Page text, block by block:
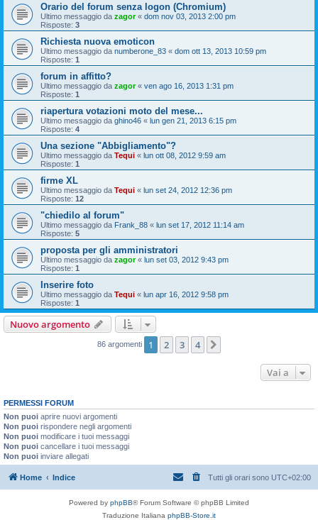
Orario del forum senza logon (Chromium)
Ultimo messaggio da zagor« dom nov 03, 2013 2:00 pm
Risposte: 3
Richiesta nuova emoticon
Ultimo messaggio da numberone_83 « dom ott 13, 2013 10:59 pm
Risposte: 1
forum in affitto?
Ultimo messaggio da zagor« ven ago 16, 2013 1:31 pm
Risposte: 1
riapertura votazioni moto del mese...
Ultimo messaggio da ghino46 « lun gen 21, 2013 6:15 pm
Risposte: 4
Una sezione "Abbigliamento"?
Ultimo messaggio da Tequi « lun ott 08, 2012 9:59 am
Risposte: 1
firme XL
Ultimo messaggio da Tequi « lun set 24, 2012 12:36 pm
Risposte: 12
"chiedilo al forum"
Ultimo messaggio da Frank_88 « lun set 17, 2012 11:14 am
Risposte: 5
proposta per gli amministratori
Ultimo messaggio da zagor« lun set 03, 2012 9:43 pm
Risposte: 1
Inserire foto
Ultimo messaggio da Tequi « lun apr 16, 2012 9:58 pm
Risposte: 1
Nuovo argomento
86 argomenti 1 2 3 4
Vai a
PERMESSI FORUM
Non puoi aprire nuovi argomenti
Non puoi rispondere negli argomenti
Non puoi modificare i tuoi messaggi
Non puoi cancellare i tuoi messaggi
Non puoi inviare allegati
Home Indice Tutti gli orari sono UTC+02:00
Powered by phpBB® Forum Software © phpBB Limited
Traduzione Italiana phpBB-Store.it